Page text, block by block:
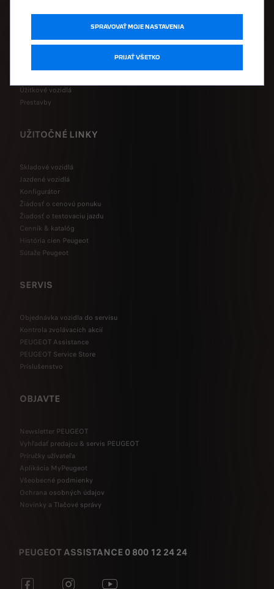
Hybridné vozidlá
SUV
Úžitkové vozidlá
Prestavby
UŽITOČNÉ LINKY
Skladové vozidlá
Jazdené vozidlá
Konfigurátor
Žiadosť o cenovú ponuku
Žiadosť o testovaciu jazdu
Cenník & katalóg
História cien Peugeot
Sútaže Peugeot
SERVIS
Objednávka vozidla do servisu
Kontrola zvolávacích akcií
PEUGEOT Assistance
PEUGEOT Service Store
Príslušenstvo
OBJAVTE
Newsletter PEUGEOT
Vyhľadať predajcu & servis PEUGEOT
Príručky užívateľa
Aplikácia MyPeugeot
Všeobecné podmienky
Ochrana osobných údajov
Novinky a Tlačové správy
PEUGEOT ASSISTANCE 0 800 12 24 24
SPRAVOVAŤ MOJE NASTAVENIA
PRIJAŤ VŠETKO